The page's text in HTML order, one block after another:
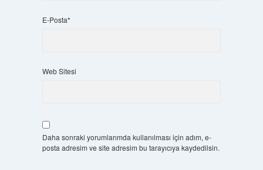
E-Posta*
Web Sitesi
Daha sonraki yorumlarımda kullanılması için adım, e-
posta adresim ve site adresim bu tarayıcıya kaydedilsin.